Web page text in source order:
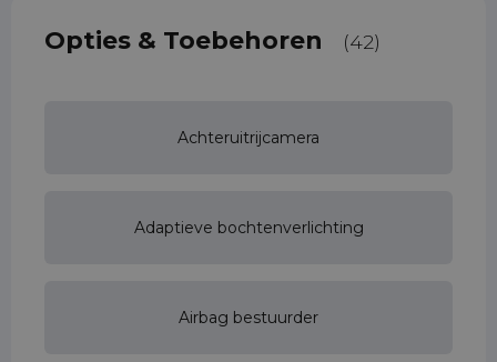
Opties & Toebehoren (42)
Achteruitrijcamera
Adaptieve bochtenverlichting
Airbag bestuurder